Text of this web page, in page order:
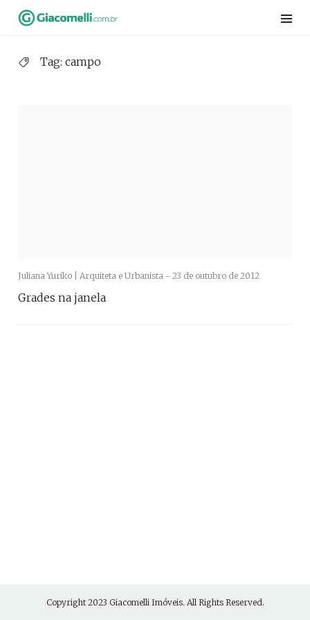
Skip
Tag: campo
Juliana Yuriko | Arquiteta e Urbanista - 23 de outubro de 2012
Grades na janela
Copyright 2023 Giacomelli Imóveis. All Rights Reserved.